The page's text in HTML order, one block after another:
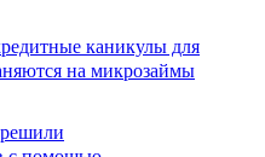
каникулы для
на микрозаймы